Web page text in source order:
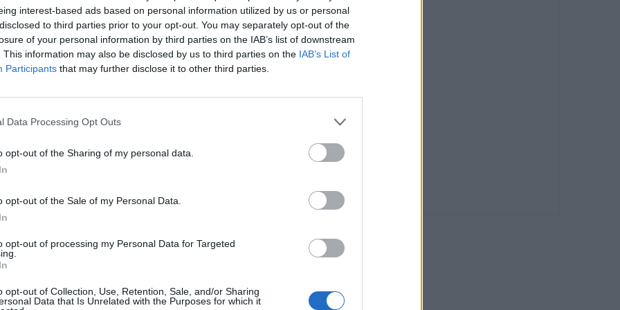
interest-based ads based on personal information utilized by us or personal
to third parties prior to your opt-out. You may separately opt-out of the
of your personal information by third parties on the IAB’s list of downstream
This information may also be disclosed by us to third parties on the IAB’s List of
Participants that may further disclose it to other third parties.
Data Processing Opt Outs
opt-out of the Sharing of my personal data.
opt-out of the Sale of my Personal Data.
opt-out of processing my Personal Data for Targeted
opt-out of Collection, Use, Retention, Sale, and/or Sharing
Data that Is Unrelated with the Purposes for which it
hi haurà diferents serveis d’avituallament al llarg de
esperem que el gruix de la participació sigui de
s’ho bé i gaudir de l’entorn, ja que al juny ja
explica Carles. En finalitzar la cursa, tots els participants
web de Garnatxa Bikers. Es tancaran el proper 16 de
a la cursa a la fundació solidària La Nineta dels
Article següent